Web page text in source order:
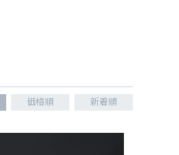
価格順 新着順